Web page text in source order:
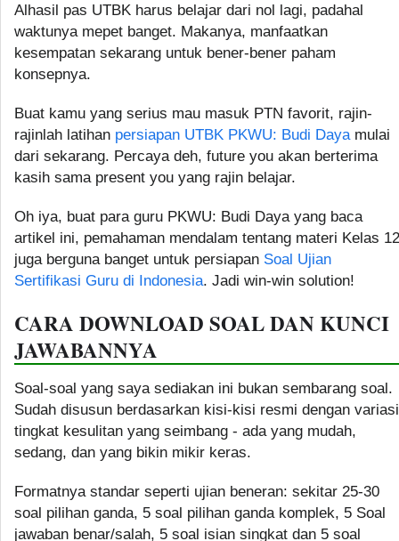
Alhasil pas UTBK harus belajar dari nol lagi, padahal
waktunya mepet banget. Makanya, manfaatkan
kesempatan sekarang untuk bener-bener paham
konsepnya.
Buat kamu yang serius mau masuk PTN favorit, rajin-
rajinlah latihan persiapan UTBK PKWU: Budi Dayamulai
dari sekarang. Percaya deh, future you akan berterima
kasih sama present you yang rajin belajar.
Oh iya, buat para guru PKWU: Budi Daya yang baca
artikel ini, pemahaman mendalam tentang materi Kelas 12
juga berguna banget untuk persiapan Soal Ujian
Sertifikasi Guru di Indonesia. Jadi win-win solution!
CARA DOWNLOAD SOAL DAN KUNCI
JAWABANNYA
Soal-soal yang saya sediakan ini bukan sembarang soal.
Sudah disusun berdasarkan kisi-kisi resmi dengan variasi
tingkat kesulitan yang seimbang - ada yang mudah,
sedang, dan yang bikin mikir keras.
Formatnya standar seperti ujian beneran: sekitar 25-30
soal pilihan ganda, 5 soal pilihan ganda komplek, 5 Soal
jawaban benar/salah, 5 soal isian singkat dan 5 soal